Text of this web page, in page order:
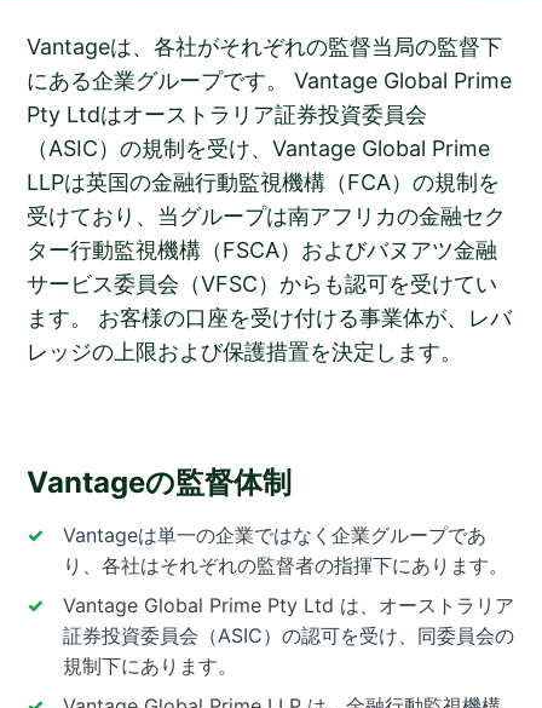
Vantageは、各社がそれぞれの監督当局の監督下
にある企業グループです。 Vantage Global Prime
Pty Ltdはオーストラリア証券投資委員会
（ASIC）の規制を受け、Vantage Global Prime
LLPは英国の金融行動監視機構（FCA）の規制を
受けており、当グループは南アフリカの金融セク
ター行動監視機構（FSCA）およびバヌアツ金融
サービス委員会（VFSC）からも認可を受けてい
ます。 お客様の口座を受け付ける事業体が、レバ
レッジの上限および保護措置を決定します。
Vantageの監督体制
Vantageは単一の企業ではなく企業グループであ
り、各社はそれぞれの監督者の指揮下にあります。
Vantage Global Prime Pty Ltd は、オーストラリア
証券投資委員会（ASIC）の認可を受け、同委員会の
規制下にあります。